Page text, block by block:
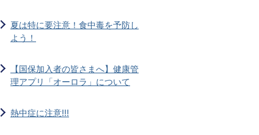
夏は特に要注意！食中毒を予防し
よう！
【国保加入者の皆さまへ】健康管
理アプリ「オーロラ」について
熱中症に注意!!!